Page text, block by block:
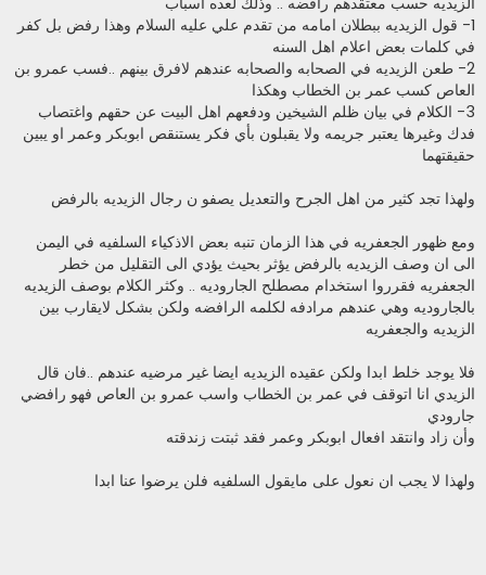
1- قول الزيديه ببطلان امامه من تقدم علي عليه السلام وهذا رفض بل كفر
في كلمات بعض اعلام اهل السنه
2- طعن الزيديه في الصحابه والصحابه عندهم لافرق بينهم ..فسب عمرو بن
العاص كسب عمر بن الخطاب وهكذا
3- الكلام في بيان ظلم الشيخين ودفعهم اهل البيت عن حقهم واغتصاب
فدك وغيرها يعتبر جريمه ولا يقبلون بأي فكر يستنقص ابوبكر وعمر او يبين
حقيقتهما
ولهذا تجد كثير من اهل الجرح والتعديل يصفو ن رجال الزيديه بالرفض
ومع ظهور الجعفريه في هذا الزمان تنبه بعض الاذكياء السلفيه في اليمن
الى ان وصف الزيديه بالرفض يؤثر بحيث يؤدي الى التقليل من خطر
الجعفريه فقرروا استخدام مصطلح الجاروديه .. وكثر الكلام بوصف الزيديه
بالجاروديه وهي عندهم مرادفه لكلمه الرافضه ولكن بشكل لايقارب بين
الزيديه والجعفريه
فلا يوجد خلط ابدا ولكن عقيده الزيديه ايضا غير مرضيه عندهم ..فان قال
الزيدي انا اتوقف في عمر بن الخطاب واسب عمرو بن العاص فهو رافضي
جارودي
وأن زاد وانتقد افعال ابوبكر وعمر فقد ثبتت زندقته
ولهذا لا يجب ان نعول على مايقول السلفيه فلن يرضوا عنا ابدا